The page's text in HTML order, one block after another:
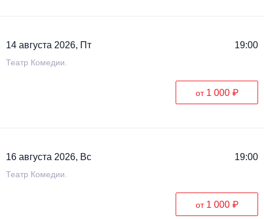
14 августа 2026, Пт 19:00
Театр Комедии.
от 1 000 ₽
16 августа 2026, Вс 19:00
Театр Комедии.
от 1 000 ₽